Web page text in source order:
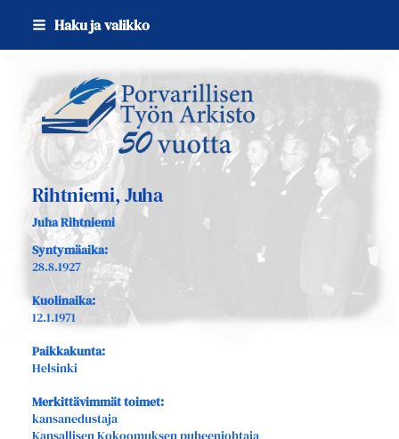
Siirry
sivun
sisältöön
Haku ja valikko
Sivuston etusivulle
Rihtniemi, Juha
Juha Rihtniemi
Syntymäaika:
28.8.1927
Kuolinaika:
12.1.1971
Paikkakunta:
Helsinki
Merkittävimmät toimet:
kansanedustaja